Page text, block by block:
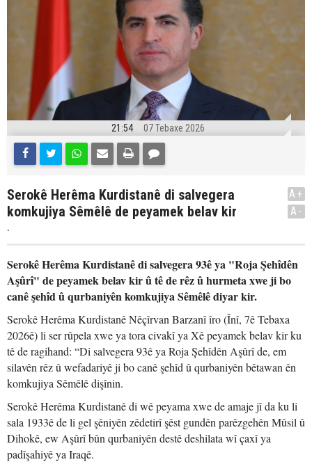
21:54 07 Tebaxe 2026
Serokê Herêma Kurdistanê di salvegera
komkujiya Sêmêlê de peyamek belav kir
.
A+
A-
Serokê Herêma Kurdistanê di salvegera 93ê ya "Roja Şehîdên
Aşûrî" de peyamek belav kir û tê de rêz û hurmeta xwe ji bo
canê şehîd û qurbaniyên komkujiya Sêmêlê diyar kir.
Serokê Herêma Kurdistanê Nêçîrvan Barzanî îro (Înî, 7ê Tebaxa
2026ê) li ser rûpela xwe ya tora civakî ya Xê peyamek belav kir ku
tê de ragihand: “Di salvegera 93ê ya Roja Şehîdên Aşûrî de, em
silavên rêz û wefadariyê ji bo canê şehîd û qurbaniyên bêtawan ên
komkujiya Sêmêlê dişînin.
Serokê Herêma Kurdistanê di wê peyama xwe de amaje jî da ku li
sala 1933ê de li gel şêniyên zêdetirî şêst gundên parêzgehên Mûsil û
Dihokê, ew Aşûrî bûn qurbaniyên destê deshilata wî çaxî ya
padîşahiyê ya Iraqê.